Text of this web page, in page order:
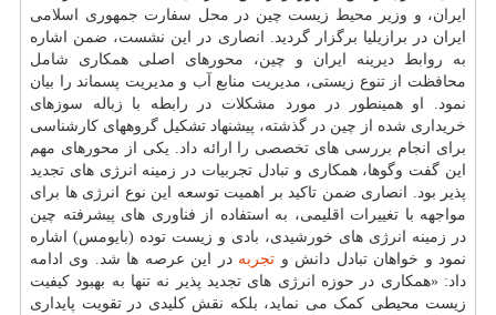
ایران، و وزیر محیط زیست چین در محل سفارت جمهوری اسلامی
ایران در برازیلیا برگزار گردید. انصاری در این نشست، ضمن اشاره
به روابط دیرینه ایران و چین، محورهای اصلی همکاری شامل
محافظت از تنوع زیستی، مدیریت منابع آب و مدیریت پسماند را بیان
نمود. او همینطور در مورد مشکلات در رابطه با زباله سوزهای
خریداری شده از چین در گذشته، پیشنهاد تشکیل گروههای کارشناسی
برای انجام بررسی های تخصصی را ارائه داد. یکی از محورهای مهم
این گفت وگوها، همکاری و تبادل تجربیات در زمینه انرژی های تجدید
پذیر بود. انصاری ضمن تاکید بر اهمیت توسعه این نوع انرژی ها برای
مواجهه با تغییرات اقلیمی، به استفاده از فناوری های پیشرفته چین
در زمینه انرژی های خورشیدی، بادی و زیست توده (بایومس) اشاره
نمود و خواهان تبادل دانش و تجربه در این عرصه ها شد. وی ادامه
داد: «همکاری در حوزه انرژی های تجدید پذیر نه تنها به بهبود کیفیت
زیست محیطی کمک می نماید، بلکه نقش کلیدی در تقویت پایداری